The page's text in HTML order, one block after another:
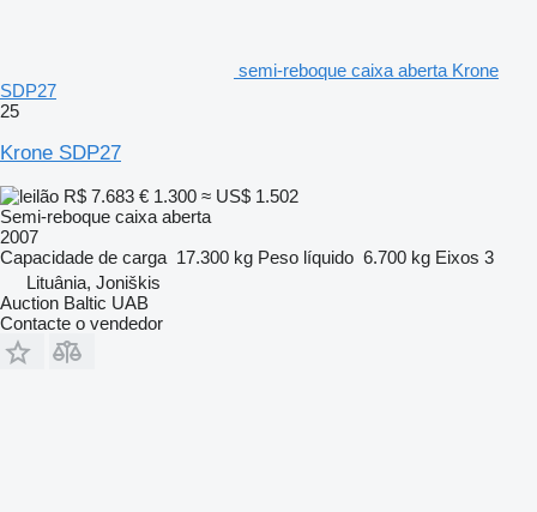
semi-reboque caixa aberta Krone
SDP27
25
Krone SDP27
R$ 7.683 € 1.300 ≈ US$ 1.502
Semi-reboque caixa aberta
2007
Capacidade de carga 17.300 kg Peso líquido 6.700 kg Eixos 3
Lituânia, Joniškis
Auction Baltic UAB
Contacte o vendedor